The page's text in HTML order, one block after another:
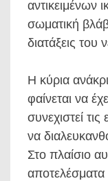
αντικειμένων
σωματική
διατάξεις
Η κύρια
φαίνεται να
συνεχιστεί
να
Στο πλαίσιο